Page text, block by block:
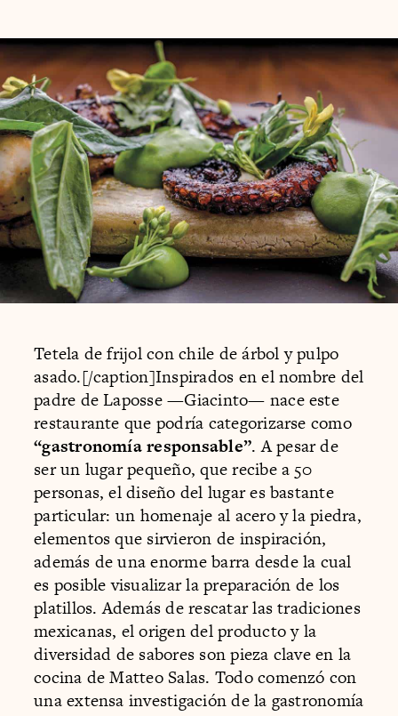
Tetela de frijol con chile de árbol y pulpo
asado.[/caption]Inspirados en el nombre del
padre de Laposse —Giacinto— nace este
restaurante que podría categorizarse como
“gastronomía responsable”. A pesar de
ser un lugar pequeño, que recibe a 50
personas, el diseño del lugar es bastante
particular: un homenaje al acero y la piedra,
elementos que sirvieron de inspiración,
además de una enorme barra desde la cual
es posible visualizar la preparación de los
platillos. Además de rescatar las tradiciones
mexicanas, el origen del producto y la
diversidad de sabores son pieza clave en la
cocina de Matteo Salas. Todo comenzó con
una extensa investigación de la gastronomía